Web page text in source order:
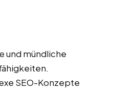
und mündliche
SEO-Konzepte